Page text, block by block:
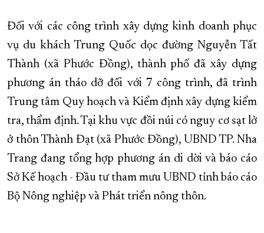
Đối với các công trình xây dựng kinh doanh phục
vụ du khách Trung Quốc dọc đường Nguyễn Tất
Thành (xã Phước Đồng), thành phố đã xây dựng
phương án tháo dỡ đối với 7 công trình, đã trình
Trung tâm Quy hoạch và Kiểm định xây dựng kiểm
tra, thẩm định. Tại khu vực đồi núi có nguy cơ sạt lở
ở thôn Thành Đạt (xã Phước Đồng), UBND TP. Nha
Trang đang tổng hợp phương án di dời và báo cáo
Sở Kế hoạch - Đầu tư tham mưu UBND tỉnh báo cáo
Bộ Nông nghiệp và Phát triển nông thôn.